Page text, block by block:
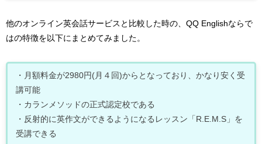
他のオンライン英会話サービスと比較した時の、QQ Englishならで
はの特徴を以下にまとめてみました。
・月額料金が2980円(月４回)からとなっており、かなり安く受
講可能
・カランメソッドの正式認定校である
・反射的に英作文ができるようになるレッスン「R.E.M.S」を
受講できる